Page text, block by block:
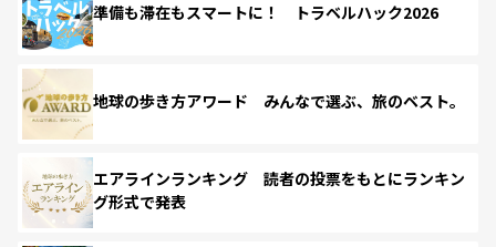
準備も滞在もスマートに！ トラベルハック2026
地球の歩き方アワード みんなで選ぶ、旅のベスト。
エアラインランキング 読者の投票をもとにランキン
グ形式で発表